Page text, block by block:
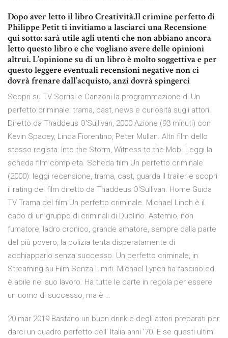
Dopo aver letto il libro Creatività.Il crimine perfetto di
Philippe Petit ti invitiamo a lasciarci una Recensione
qui sotto: sarà utile agli utenti che non abbiano ancora
letto questo libro e che vogliano avere delle opinioni
altrui. L’opinione su di un libro è molto soggettiva e per
questo leggere eventuali recensioni negative non ci
dovrà frenare dall’acquisto, anzi dovrà spingerci
Scopri su TV Sorrisi e Canzoni la programmazione di Un
perfetto criminale: trama, cast, news e curiosità sugli attori.
Diretto da Thaddeus O'Sullivan, 2000 Azione (93 minuti) con
Kevin Spacey, Linda Fiorentino, Peter Mullan. Altri film dello
stesso regista: Into the Storm, Witness to the Mob. Leggi la
scheda film completa. Scheda film Un perfetto criminale
(2000): leggi recensione, trama, cast, guarda il trailer e scopri
il rating del film diretto da Thaddeus O'Sullivan. Home Guida
TV Trama del film Un perfetto criminale. Michael Linch è il
capo di un gruppo di criminali di Dublino. Astemio, non
fumatore, ladro cronico, grande amatore, sempre dalla parte
del più povero, la polizia tenta disperatamente di
acchiapparlo senza successo. Un perfetto criminale, in
Streaming su Film Senza Limiti. Michael Lynch ha fascino ed
è abile nel suo lavoro. Ha tutte le carte in regola per essere
un uomo di successo, ma è …
20 mar 2019 Bastano un buon drink e degli attori preparati per
darci un quadro perfetto dell' Italia anni '70. E se questi ultimi